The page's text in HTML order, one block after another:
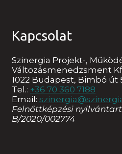
Kapcsolat
Szinergia Projekt-,
Változásmenedzsment
1022 Budapest, Bimbó út
Tel.: +36 70 360 7188
Email:
Felnőttképzési
B/2020/002774